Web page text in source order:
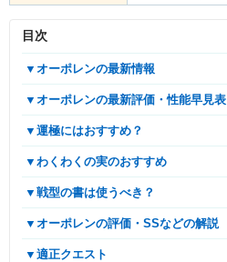
目次
▼オーポレンの最新情報
▼オーポレンの最新評価・性能早見表
▼運極にはおすすめ？
▼わくわくの実のおすすめ
▼戦型の書は使うべき？
▼オーポレンの評価・SSなどの解説
▼適正クエスト